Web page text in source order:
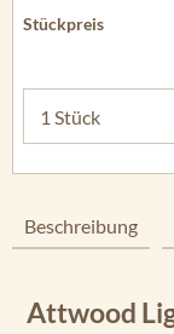
Beschreibung
Attwood